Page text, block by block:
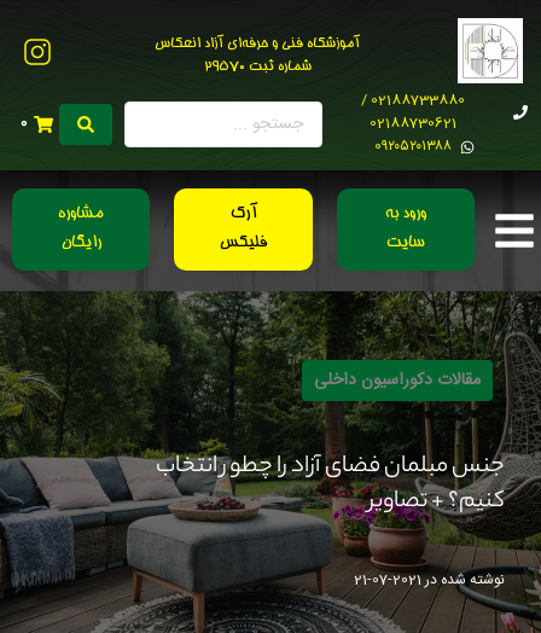
آموزشگاه فنی و حرفه‌ای آزاد انعکاس
شماره ثبت 29570
02188733880 /
02188730621
0۹۲۰۵۲۰۱۳۸۸
0
ورود به
سایت
آرک
فلیکس
مشاوره
رایگان
مقالات دکوراسیون داخلی
جنس مبلمان فضای آزاد را چطور انتخاب
کنیم؟ + تصاویر
نوشته شده در2021-07-21